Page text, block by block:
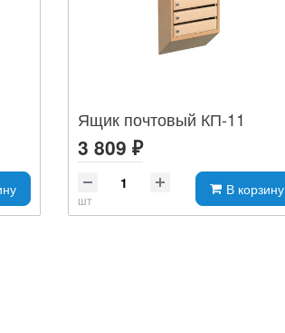
Ящик почтовый КП-11
3 809 ₽
шт
В корзину